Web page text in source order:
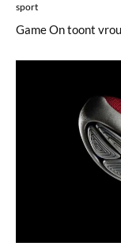
sport
Game On toont